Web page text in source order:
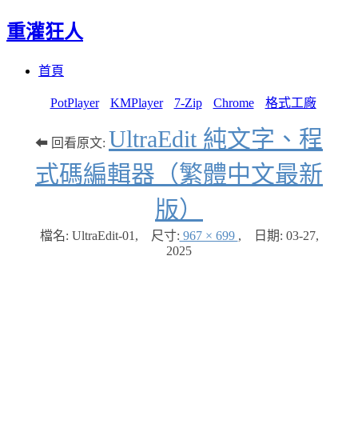
重灌狂人
首頁
PotPlayer KMPlayer 7-Zip Chrome 格式工廠
⬅ 回看原文: UltraEdit 純文字、程
式碼編輯器（繁體中文最新
版）
檔名: UltraEdit-01 , 尺寸: 967 × 699 , 日期: 03-27,
2025